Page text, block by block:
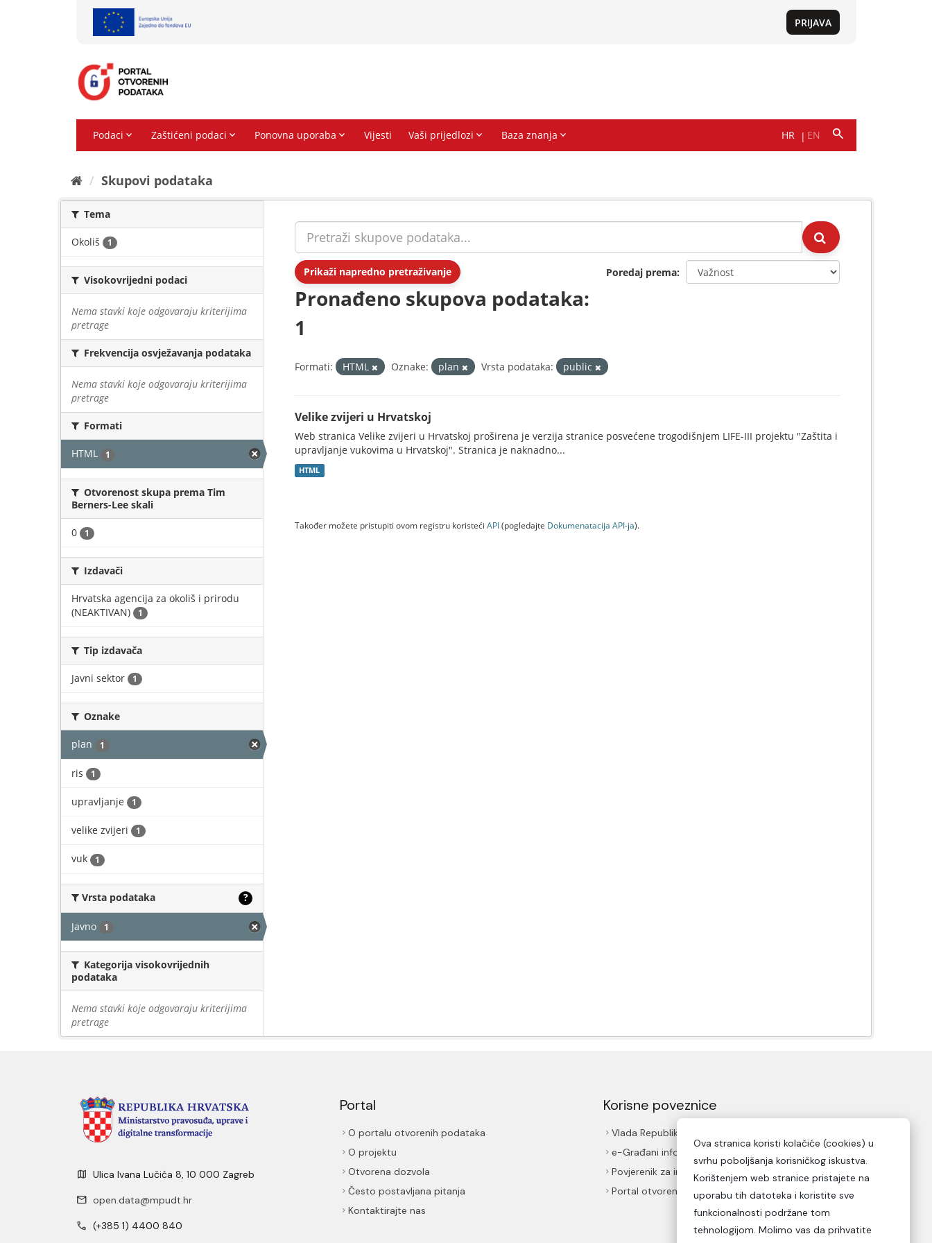
Skupovi podаtаkа
Tema
Okoliš 1
Visokovrijedni podaci
Nema stavki koje odgovaraju kriterijima
pretrage
Frekvencija osvježavanja podataka
Nema stavki koje odgovaraju kriterijima
pretrage
Formati
HTML 1
Otvorenost skupa prema Tim
Berners-Lee skali
0 1
Izdavači
Hrvatska agencija za okoliš i prirodu
(NEAKTIVAN)
1
Tip izdavača
Javni sektor 1
Oznake
plan 1
ris 1
upravljanje 1
velike zvijeri 1
vuk 1
Vrsta podataka ?
Javno 1
Kategorija visokovrijednih
podataka
Nema stavki koje odgovaraju kriterijima
pretrage
Prikaži napredno pretraživanje Poredaj prema
Pronađeno skupova podataka:
1
Formati: HTML Oznake: plan Vrsta podataka: public
Velike zvijeri u Hrvatskoj
Web stranica Velike zvijeri u Hrvatskoj proširena je verzija stranice posvećene trogodišnjem LIFE-III projektu "Zaštita i
upravljanje vukovima u Hrvatskoj". Stranica je naknadno...
HTML
Također možete pristupiti ovom registru koristeći API(pogledajte Dokumenаtаcijа API-jа).